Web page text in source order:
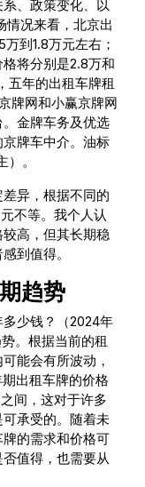
、政策变化、以
情况来看，北京出
到1.8万元左右；
将分别是2.8万和
五年的出租车牌租
牌网和小赢京牌网
金牌车务及优选
牌车中介。油标
。
异，根据不同的
不等。我个人认
高，但其长期稳
到值得。
趋势
少钱？（2024年
。根据当前的租
能会有所波动，
出租车牌的价格
间，这对于许多
承受的。随着未
的需求和价格可
值得，也需要从